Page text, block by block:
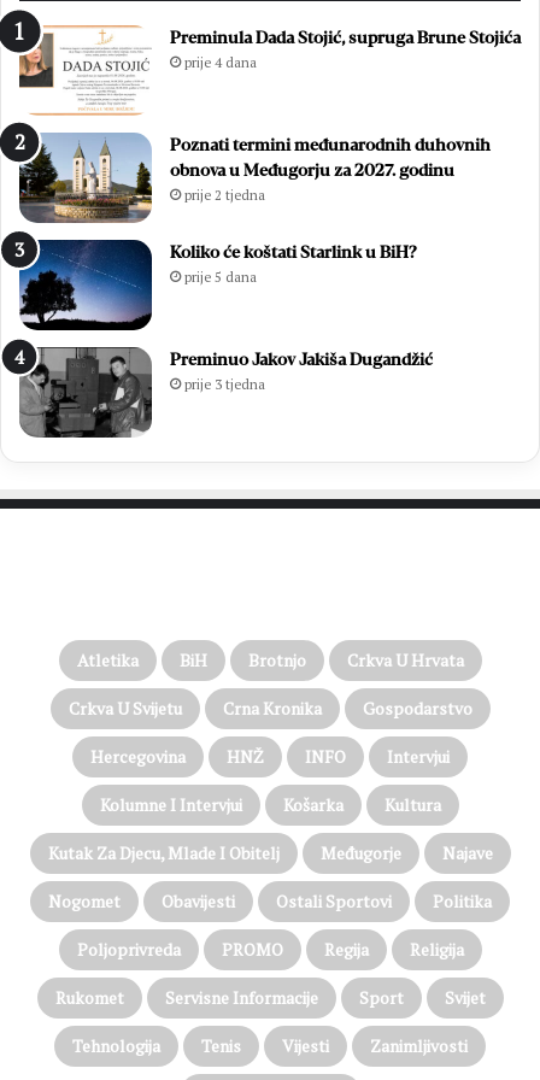
Preminula Dada Stojić, supruga Brune Stojića
prije 4 dana
Poznati termini međunarodnih duhovnih
obnova u Međugorju za 2027. godinu
prije 2 tjedna
Koliko će koštati Starlink u BiH?
prije 5 dana
Preminuo Jakov Jakiša Dugandžić
prije 3 tjedna
Atletika BiH Brotnjo Crkva U Hrvata
Crkva U Svijetu Crna Kronika Gospodarstvo
Hercegovina HNŽ INFO Intervjui
Kolumne I Intervjui Košarka Kultura
Kutak Za Djecu, Mlade I Obitelj Međugorje Najave
Nogomet Obavijesti Ostali Sportovi Politika
Poljoprivreda PROMO Regija Religija
Rukomet Servisne Informacije Sport Svijet
Tehnologija Tenis Vijesti Zanimljivosti